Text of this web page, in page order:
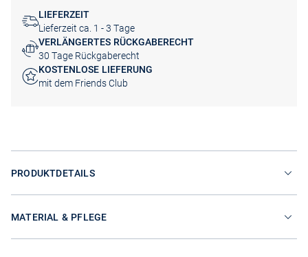
LIEFERZEIT
Lieferzeit ca. 1 - 3 Tage
VERLÄNGERTES RÜCKGABERECHT
30 Tage Rückgaberecht
KOSTENLOSE LIEFERUNG
mit dem Friends Club
PRODUKTDETAILS
MATERIAL & PFLEGE